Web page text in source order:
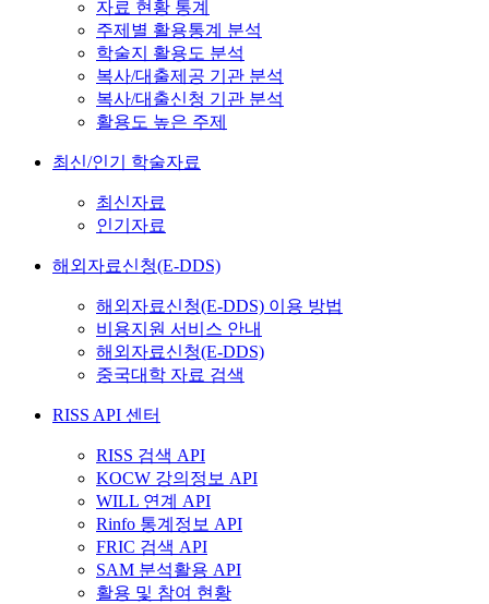
자료 현황 통계
주제별 활용통계 분석
학술지 활용도 분석
복사/대출제공 기관 분석
복사/대출신청 기관 분석
활용도 높은 주제
최신/인기 학술자료
최신자료
인기자료
해외자료신청(E-DDS)
해외자료신청(E-DDS) 이용 방법
비용지원 서비스 안내
해외자료신청(E-DDS)
중국대학 자료 검색
RISS API 센터
RISS 검색 API
KOCW 강의정보 API
WILL 연계 API
Rinfo 통계정보 API
FRIC 검색 API
SAM 분석활용 API
활용 및 참여 현황